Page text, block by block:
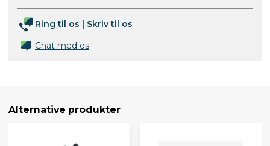
Ring til os | Skriv til os
Chat med os
Alternative produkter